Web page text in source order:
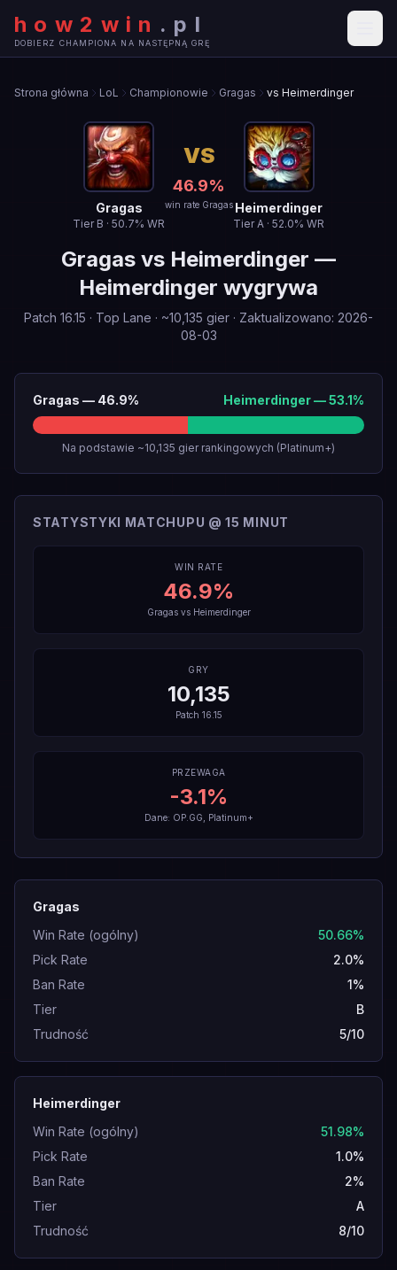
how2win . pl
DOBIERZ CHAMPIONA NA NASTĘPNĄ GRĘ
Strona główna LoL Championowie Gragas vs Heimerdinger
Gragas
Tier B · 50.7% WR
VS
46.9%
win rate Gragas Heimerdinger
TierA · 52.0% WR
Gragas vs Heimerdinger —
Heimerdinger wygrywa
Patch 16.15 · Top Lane · ~10,135 gier · Zaktualizowano: 2026-
08-03
Gragas — 46.9% Heimerdinger—53.1%
Na podstawie ~10,135 gier rankingowych (Platinum+)
STATYSTYKI MATCHUPU @ 15 MINUT
WIN RATE
46.9%
Gragasvs Heimerdinger
GRY
10,135
Patch 16.15
PRZEWAGA
-3.1%
Dane: OP.GG, Platinum+
Gragas
Win Rate (ogólny)
50.66%
Pick Rate
2.0%
Ban Rate
1%
Tier
B
Trudność
5/10
Heimerdinger
Win Rate (ogólny)
51.98%
Pick Rate
1.0%
Ban Rate
2%
Tier
A
Trudność
8/10